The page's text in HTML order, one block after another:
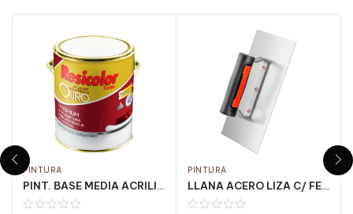
PINTURA
PINT. BASE MEDIA ACRILICA OURO FOSCO 3.24LT
PINTURA
LLANA ACERO LIZA C/ FEC PQT 6UN 12 X25CM